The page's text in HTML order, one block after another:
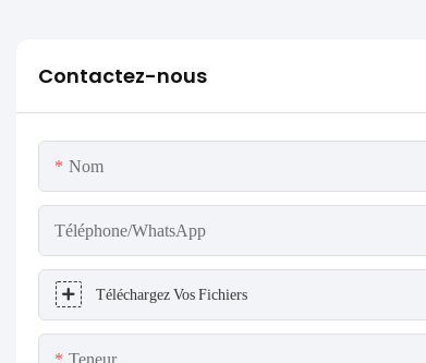
Contactez-nous
Nom
Téléphone/WhatsApp
Téléchargez Vos Fichiers